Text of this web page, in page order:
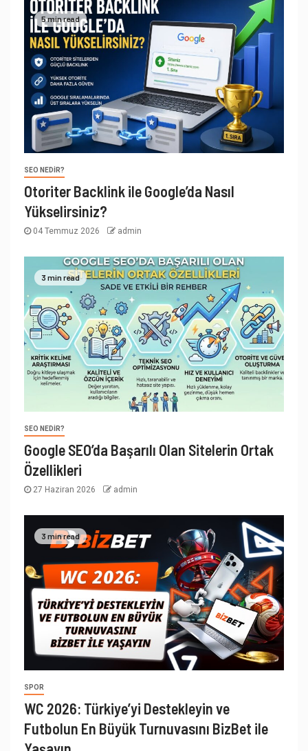
5 min read
SEO NEDIR?
Otoriter Backlink ile Google’da Nasıl
Yükselirsiniz?
04 Temmuz 2026 admin
3 min read
SEO NEDIR?
Google SEO’da Başarılı Olan Sitelerin Ortak
Özellikleri
27 Haziran 2026 admin
3 min read
SPOR
WC 2026: Türkiye’yi Destekleyin ve
Futbolun En Büyük Turnuvasını BizBet ile